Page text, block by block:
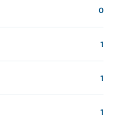
0
1
1
1